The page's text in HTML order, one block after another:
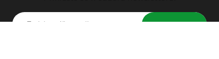
ODESLAT